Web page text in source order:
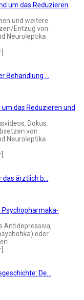
um das Reduzieren
und weitere
Entzug von
Neuroleptika
Behandlung …
das Reduzieren und
Dokus,
von
Neuroleptika
ärztlich b…
Psychopharmaka-
Antidepressiva,
oder
De…